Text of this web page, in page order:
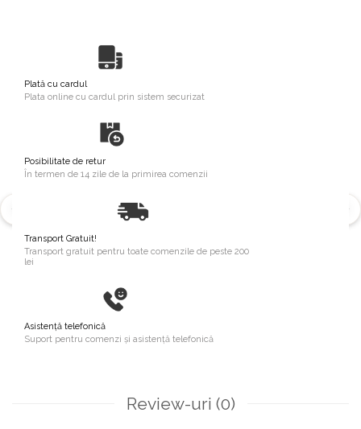
Plată cu cardul
Plata online cu cardul prin sistem securizat
Posibilitate de retur
În termen de 14 zile de la primirea comenzii
Transport Gratuit!
Transport gratuit pentru toate comenzile de peste 200
lei
Asistență telefonică
Suport pentru comenzi și asistență telefonică
Review-uri (0)